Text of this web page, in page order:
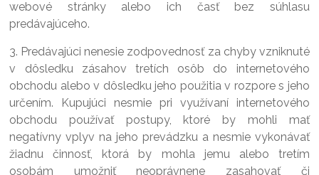
webové stránky alebo ich časť bez súhlasu
predávajúceho.
3. Predávajúci nenesie zodpovednosť za chyby vzniknuté
v dôsledku zásahov tretích osôb do internetového
obchodu alebo v dôsledku jeho použitia v rozpore s jeho
určením. Kupujúci nesmie pri využívaní internetového
obchodu používať postupy, ktoré by mohli mať
negatívny vplyv na jeho prevádzku a nesmie vykonávať
žiadnu činnosť, ktorá by mohla jemu alebo tretím
osobám umožniť neoprávnene zasahovať či